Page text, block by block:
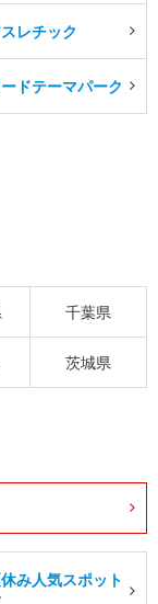
レチック
ドテーマパーク
千葉県
茨城県
み人気スポット